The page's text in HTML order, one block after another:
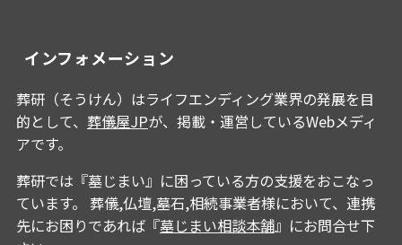
インフォメーション
葬研（そうけん）はライフエンディング業界の発展を目
的として、 葬儀屋JPが、掲載・運営しているWebメディ
アです。
葬研では『墓じまい』に困っている方の支援をおこなっ
ています。 葬儀,仏壇,墓石,相続事業者様において、連携
先にお困りであれば『墓じまい相談本舗』にお問合せ下